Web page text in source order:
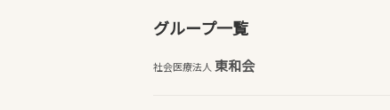
グループ一覧
社会医療法人 東和会